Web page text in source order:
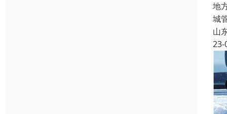
地
城
山
23-